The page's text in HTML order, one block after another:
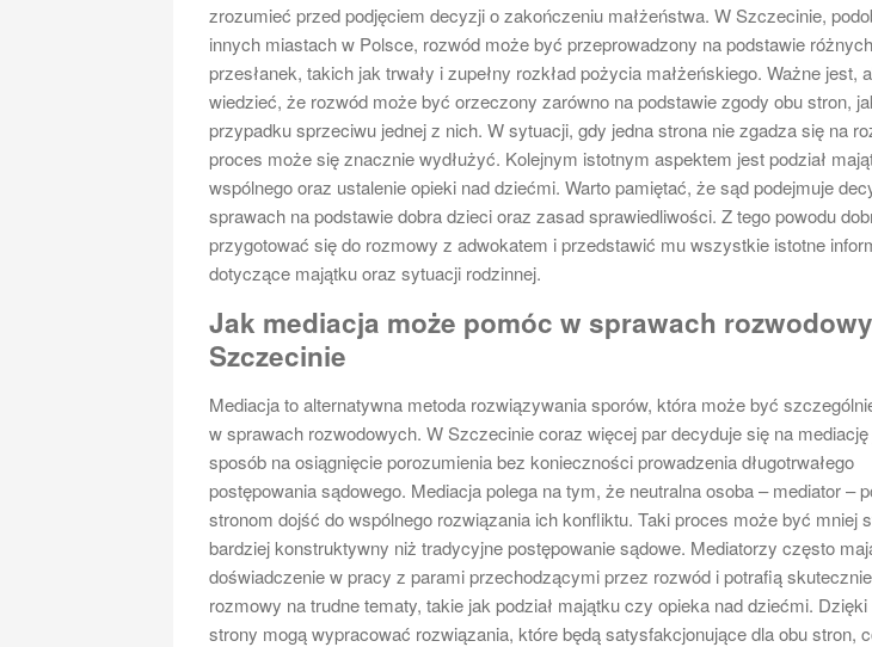
zrozumieć przed podjęciem decyzji o zakończeniu małżeństwa. W Szczecinie,
innych miastach w Polsce, rozwód może być przeprowadzony na podstawie różnych
przesłanek, takich jak trwały i zupełny rozkład pożycia małżeńskiego. Ważne jest,
wiedzieć, że rozwód może być orzeczony zarówno na podstawie zgody obu stron,
przypadku sprzeciwu jednej z nich. W sytuacji, gdy jedna strona nie zgadza się na
proces może się znacznie wydłużyć. Kolejnym istotnym aspektem jest podział
wspólnego oraz ustalenie opieki nad dziećmi. Warto pamiętać, że sąd podejmuje
sprawach na podstawie dobra dzieci oraz zasad sprawiedliwości. Z tego powodu
przygotować się do rozmowy z adwokatem i przedstawić mu wszystkie istotne
dotyczące majątku oraz sytuacji rodzinnej.
Jak mediacja może pomóc w sprawach
Szczecinie
Mediacja to alternatywna metoda rozwiązywania sporów, która może być
w sprawach rozwodowych. W Szczecinie coraz więcej par decyduje się na
sposób na osiągnięcie porozumienia bez konieczności prowadzenia długotrwałego
postępowania sądowego. Mediacja polega na tym, że neutralna osoba – mediator –
stronom dojść do wspólnego rozwiązania ich konfliktu. Taki proces może być mniej
bardziej konstruktywny niż tradycyjne postępowanie sądowe. Mediatorzy często
doświadczenie w pracy z parami przechodzącymi przez rozwód i potrafią
rozmowy na trudne tematy, takie jak podział majątku czy opieka nad dziećmi.
strony mogą wypracować rozwiązania, które będą satysfakcjonujące dla obu stron,